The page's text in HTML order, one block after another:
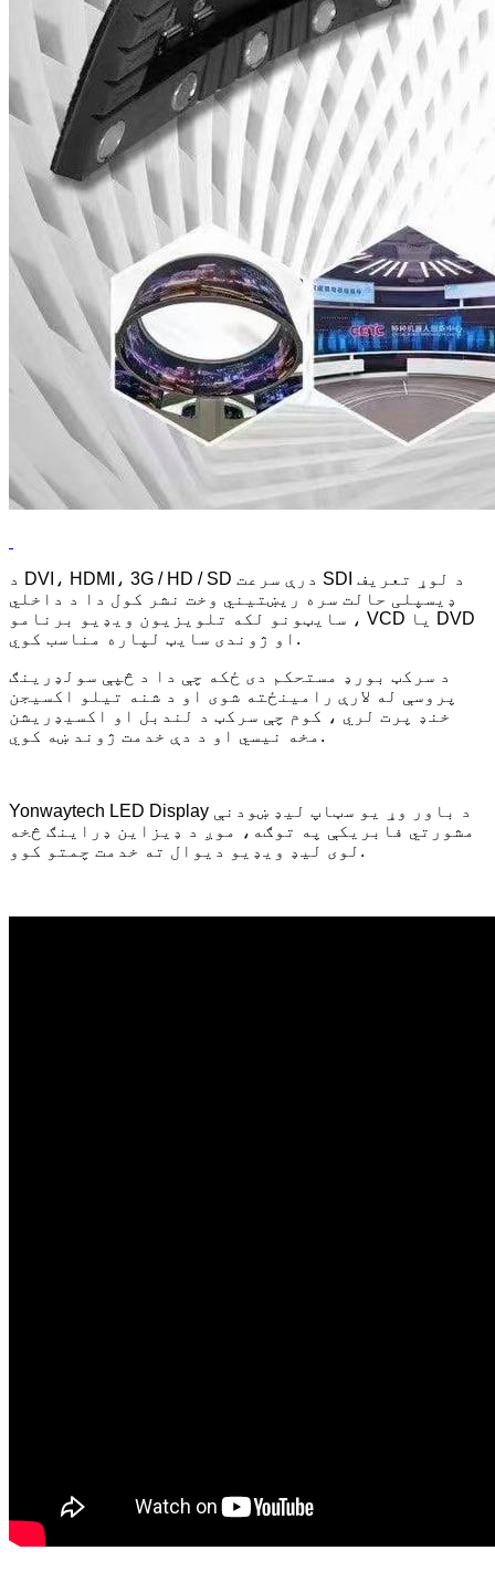
د DVI، HDMI، 3G / HD / SD درې سرعت SDI د لوړ تعریف
ډیسپلی حالت سره ریښتیني وخت نشر کول دا د داخلي
سایټونو لکه تلویزیون ویډیو برنامو ، VCD یا DVD
او ژوندی سایټ لپاره مناسب کوي.
د سرکټ بورډ مستحکم دی ځکه چې دا د څپې سولډرینګ
پروسې له لارې رامینځته شوی او د شنه تیلو اکسیجن
خنډ پرت لري ، کوم چې سرکټ د لندبل او اکسیډریشن
مخه نیسي او د دې خدمت ژوند ښه کوي.
Yonwaytech LED Display د باور وړ یو سټاپ لیډ ښودنې
مشورتي فابریکې په توګه، موږ د ډیزاین ډراینګ څخه
لوی لیډ ویډیو دیوال ته خدمت چمتو کوو.